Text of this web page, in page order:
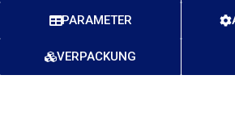
PARAMETER
VERPACKUNG